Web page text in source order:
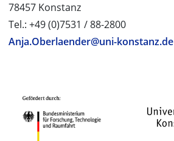
78457 Konstanz
Tel.: +49 (0)7531 / 88-2800
Anja.Oberlaender@uni-konstanz.de